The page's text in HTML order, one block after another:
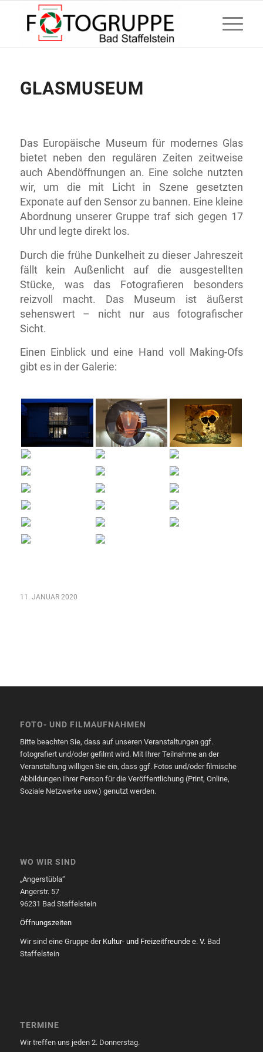
GLASMUSEUM
Das Europäische Museum für modernes Glas
bietet neben den regulären Zeiten zeitweise
auch Abendöffnungen an. Eine solche nutzten
wir, um die mit Licht in Szene gesetzten
Exponate auf den Sensor zu bannen. Eine kleine
Abordnung unserer Gruppe traf sich gegen 17
Uhr und legte direkt los.
Durch die frühe Dunkelheit zu dieser Jahreszeit
fällt kein Außenlicht auf die ausgestellten
Stücke, was das Fotografieren besonders
reizvoll macht. Das Museum ist äußerst
sehenswert – nicht nur aus fotografischer
Sicht.
Einen Einblick und eine Hand voll Making-Ofs
gibt es in der Galerie:
11. JANUAR 2020
FOTO- UND FILMAUFNAHMEN
Bitte beachten Sie, dass auf unseren Veranstaltungen ggf.
fotografiert und/oder gefilmt wird. Mit Ihrer Teilnahme an der
Veranstaltung willigen Sie ein, dass ggf. Fotos und/oder filmische
Abbildungen Ihrer Person für die Veröffentlichung (Print, Online,
Soziale Netzwerke usw.) genutzt werden.
WO WIR SIND
„Angerstübla“
Angerstr. 57
96231 Bad Staffelstein
Öffnungszeiten
Wir sind eine Gruppe der Kultur- und Freizeitfreunde e. V.Bad
Staffelstein
TERMINE
Wir treffen uns jeden 2. Donnerstag.